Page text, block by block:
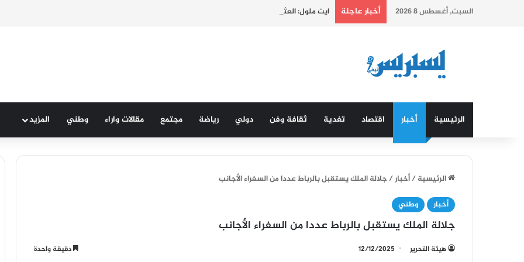
السبت, أغسطس 8 2026 أخبار عاجلة ايت ملول: العثور على ج_ث_ة شخص أسفل قنطرة واد سوس
الرئيسية أخبار اقتصاد تغدية ثقافة وفن دولي رياضة مجتمع مقالات واراء وطني المزيد
الرئيسية/أخبار/جلالة الملك يستقبل بالرباط عددا من السفراء الأجانب
أخبار
وطني
جلالة الملك يستقبل بالرباط عددا من السفراء الأجانب
هيئة التحرير 12/12/2025 دقيقة واحدة